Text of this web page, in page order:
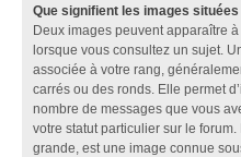
Que signifient les images
Deux images peuvent apparaître
lorsque vous consultez un sujet.
associée à votre rang,
carrés ou des ronds. Elle permet
nombre de messages que vous
votre statut particulier sur le
grande, est une image connue